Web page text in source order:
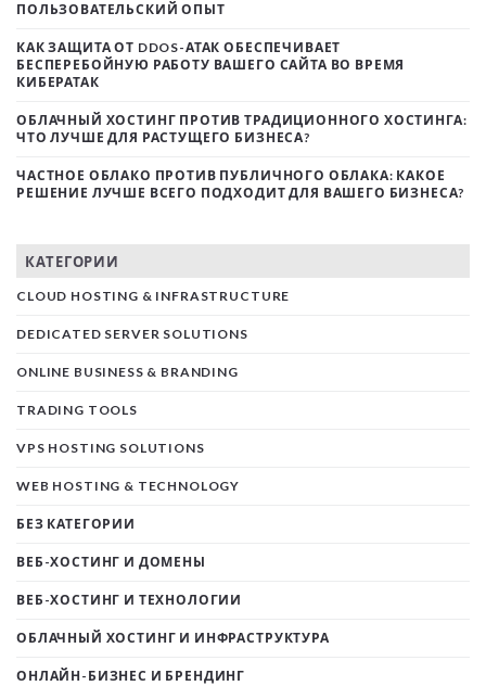
ПОЛЬЗОВАТЕЛЬСКИЙ ОПЫТ
КАК ЗАЩИТА ОТ DDOS-АТАК ОБЕСПЕЧИВАЕТ
БЕСПЕРЕБОЙНУЮ РАБОТУ ВАШЕГО САЙТА ВО ВРЕМЯ
КИБЕРАТАК
ОБЛАЧНЫЙ ХОСТИНГ ПРОТИВ ТРАДИЦИОННОГО ХОСТИНГА:
ЧТО ЛУЧШЕ ДЛЯ РАСТУЩЕГО БИЗНЕСА?
ЧАСТНОЕ ОБЛАКО ПРОТИВ ПУБЛИЧНОГО ОБЛАКА: КАКОЕ
РЕШЕНИЕ ЛУЧШЕ ВСЕГО ПОДХОДИТ ДЛЯ ВАШЕГО БИЗНЕСА?
КАТЕГОРИИ
CLOUD HOSTING & INFRASTRUCTURE
DEDICATED SERVER SOLUTIONS
ONLINE BUSINESS & BRANDING
TRADING TOOLS
VPS HOSTING SOLUTIONS
WEB HOSTING & TECHNOLOGY
БЕЗ КАТЕГОРИИ
ВЕБ-ХОСТИНГ И ДОМЕНЫ
ВЕБ-ХОСТИНГ И ТЕХНОЛОГИИ
ОБЛАЧНЫЙ ХОСТИНГ И ИНФРАСТРУКТУРА
ОНЛАЙН-БИЗНЕС И БРЕНДИНГ